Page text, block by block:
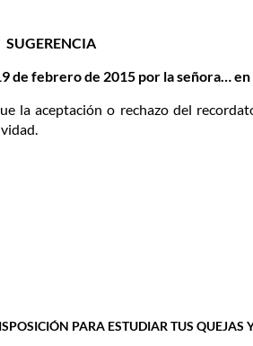
SUGERENCIA
febrero de 2015 por la señora…
la aceptación o rechazo del
PARA ESTUDIAR TUS QUEJAS